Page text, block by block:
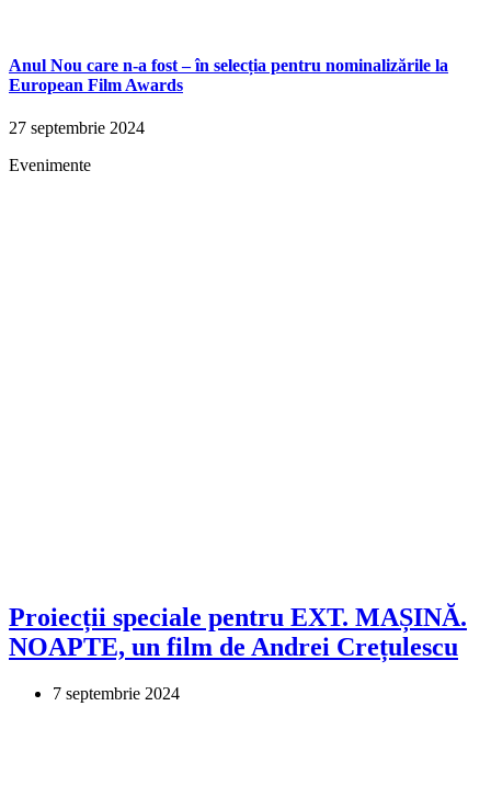
Anul Nou care n-a fost – în selecția pentru nominalizările la
European Film Awards
27 septembrie 2024
Evenimente
Proiecții speciale pentru EXT. MAȘINĂ.
NOAPTE, un film de Andrei Crețulescu
7 septembrie 2024